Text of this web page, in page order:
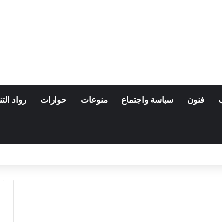
فنون سياسة واجتماع منوعات حوارات رواد